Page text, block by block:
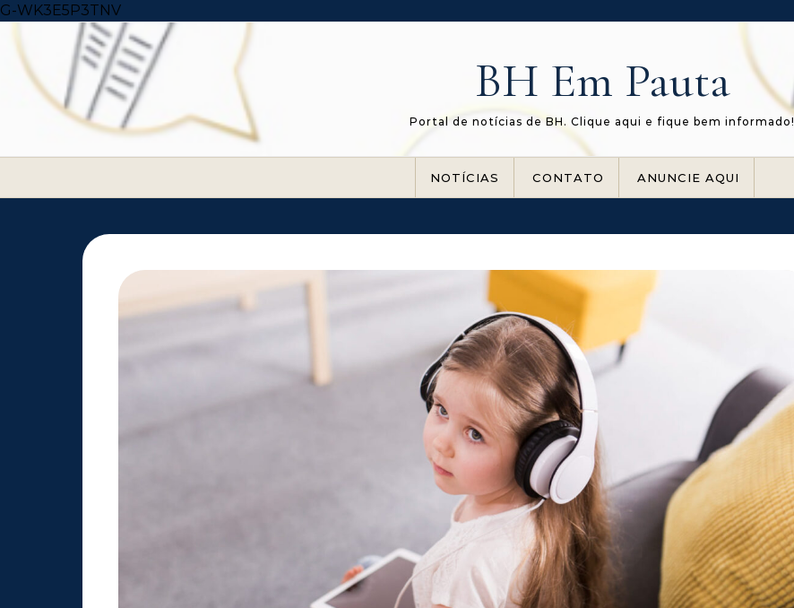
G-WK3E5P3TNVSkip to content
BH Em Pauta
Portal de notícias de BH. Clique aqui e fique bem informado!
NOTÍCIAS CONTATO ANUNCIE AQUI